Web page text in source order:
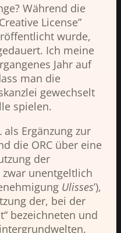
Während die
License”
wurde,
Ich meine
Jahr auf
man die
gewechselt
spielen.
Ergänzung zur
die ORC über eine
der
zwar unentgeltlich
Ulisses’),
der, bei der
bezeichneten und